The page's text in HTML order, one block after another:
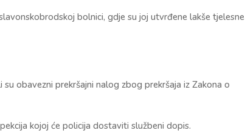
bolnici, gdje su joj utvrđene lakše tjelesne
obavezni prekršajni nalog zbog prekršaja iz Zakona o
kojoj će policija dostaviti službeni dopis.